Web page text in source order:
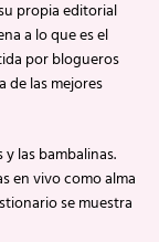
propia editorial
a lo que es el
por blogueros
de las mejores
las bambalinas.
en vivo como alma
se muestra